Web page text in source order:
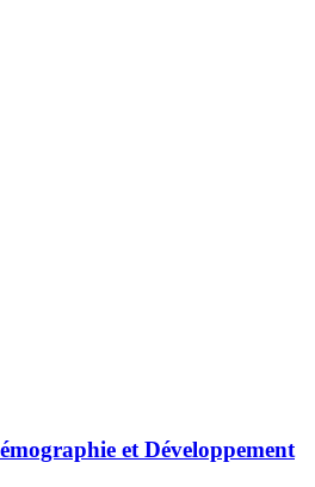
et Développement